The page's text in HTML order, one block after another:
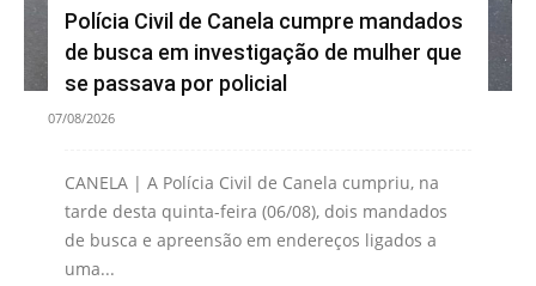
Polícia Civil de Canela cumpre mandados
de busca em investigação de mulher que
se passava por policial
07/08/2026
CANELA | A Polícia Civil de Canela cumpriu, na
tarde desta quinta-feira (06/08), dois mandados
de busca e apreensão em endereços ligados a
uma...